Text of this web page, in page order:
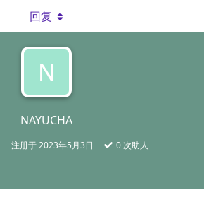
N
NAYUCHA
注册于2023年5月3日 0 次助人
回复